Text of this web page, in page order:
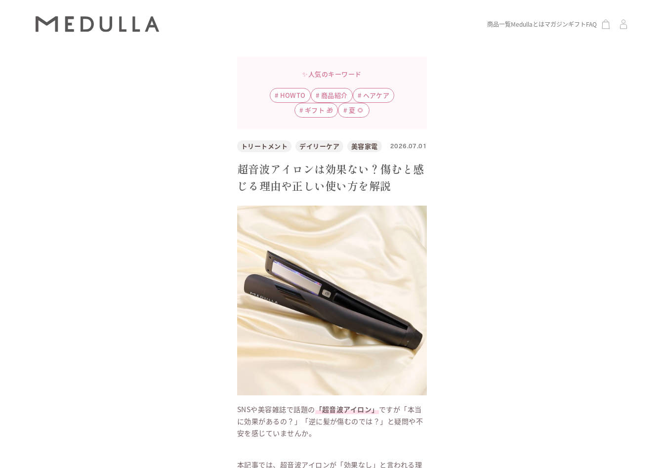
商品一覧MedullaとはマガジンギフトFAQ
✨人気のキーワード
# HOWTO # 商品紹介 # ヘアケア
# ギフト 🎁 # 夏 🌻
トリートメント デイリーケア 美容家電 2026.07.01
超音波アイロンは効果ない？傷むと感
じる理由や正しい使い方を解説
SNSや美容雑誌で話題の「超音波アイロン」ですが「本当
に効果があるの？」「逆に髪が傷むのでは？」と疑問や不
安を感じていませんか。
本記事では、超音波アイロンが「効果なし」と言われる理